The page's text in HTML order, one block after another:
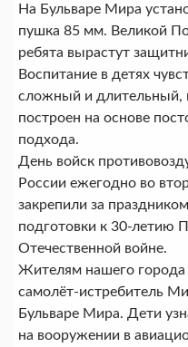
На Бульваре Мира
пушка 85 мм. Великой
ребята вырастут
Воспитание в детях
сложный и
построен на основе
подхода.
День войск
России ежегодно во
закрепили за
подготовки к 30-летию
Отечественной войне.
Жителям нашего
самолёт-истребитель
Бульваре Мира. Дети
на вооружении в